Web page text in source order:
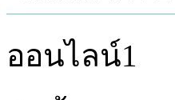
ออนไลน์1